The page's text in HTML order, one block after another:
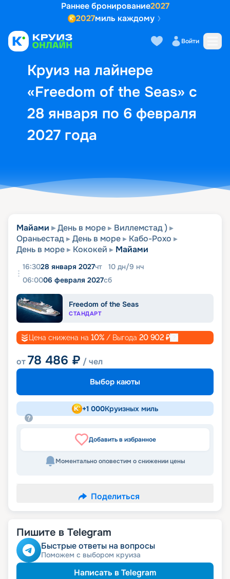
Раннее бронирование2027
2027миль каждому
Войти
Круиз на лайнере
«Freedom of the Seas» с
28 января по 6 февраля
2027 года
Выбор кают Маршрут и
Майами День в море
Виллемстад )
Ораньестад
День в море
Кабо-Рохо
День в море
Кококей Майами
16:3028 января 2027чт 10 дн/9 нч
06:0006 февраля 2027сб
Freedom of the Seas
СТАНДАРТ
Цена снижена на 10% / Выгода 20 902 ₽
от78 486 ₽ / чел
Выбор каюты
+1 000Круизных миль
Добавить в избранное
Моментально оповестим о снижении цены
Поделиться
Пишите в Telegram
Быстрые ответы на вопросы
Поможем с выбором круиза
Написать в Telegram